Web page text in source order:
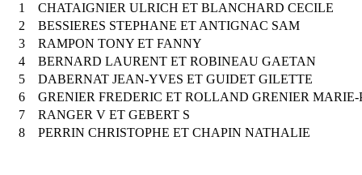
1
CHATAIGNIER ULRICH ET BLANCHARD CECILE
2
BESSIERES STEPHANE ET ANTIGNAC SAM
3
RAMPON TONY ET FANNY
4
BERNARD LAURENT ET ROBINEAU GAETAN
5
DABERNAT JEAN-YVES ET GUIDET GILETTE
6
GRENIER FREDERIC ET ROLLAND GRENIER MARIE-
7
RANGER V ET GEBERT S
8
PERRIN CHRISTOPHE ET CHAPIN NATHALIE